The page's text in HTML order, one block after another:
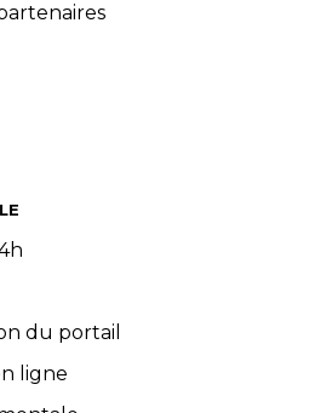
du portail
ligne